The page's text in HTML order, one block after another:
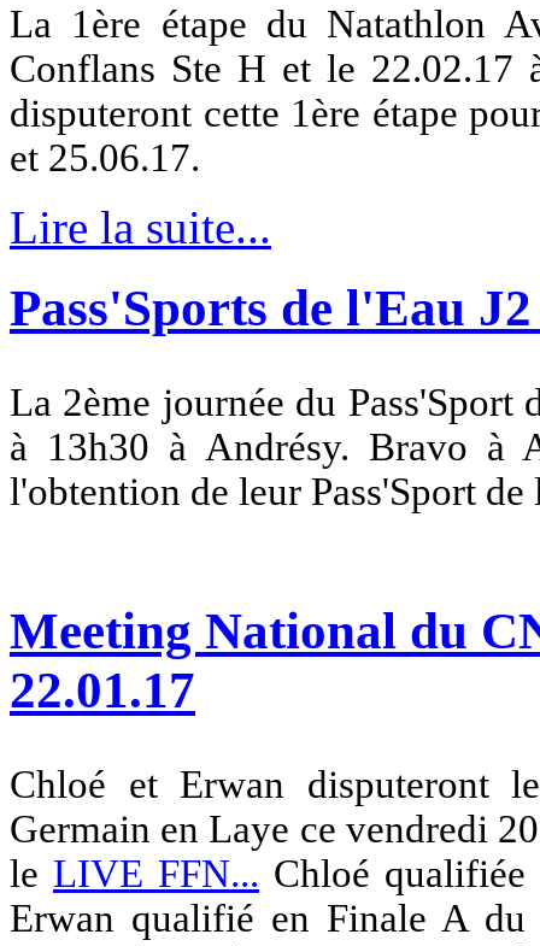
La 1ère étape du Natathlon
Conflans Ste H et le 22.02.17
disputeront cette 1ère étape
et 25.06.17.
Lire la suite...
Pass'Sports de l'Eau
La 2ème journée du
à 13h30 à Andrésy. Bravo à
l'obtention de leur Pass'Sport de
Meeting National du
22.01.17
Chloé et Erwan disputeront
Germain en Laye ce vendredi
le LIVE FFN... Chloé
Erwan qualifié en Finale A